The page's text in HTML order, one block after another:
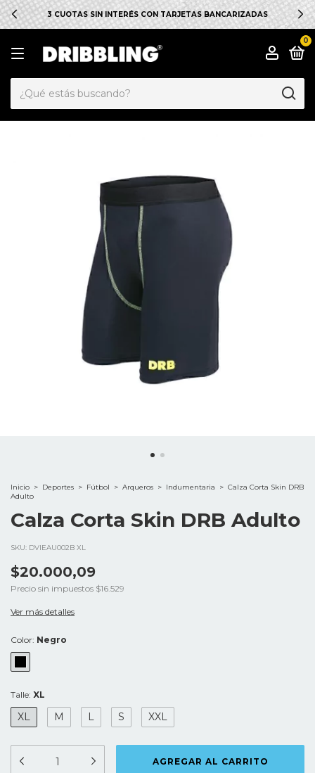
3 CUOTAS SIN INTERÉS CON TARJETAS BANCARIZADAS
0
Inicio > Deportes > Fútbol > Arqueros > Indumentaria > Calza Corta Skin DRB
Adulto
Calza Corta Skin DRB Adulto
SKU: DVIEAU002B XL
$20.000,09
Precio sin impuestos $16.529
Ver más detalles
Color: Negro
Talle: XL
XL M L S XXL